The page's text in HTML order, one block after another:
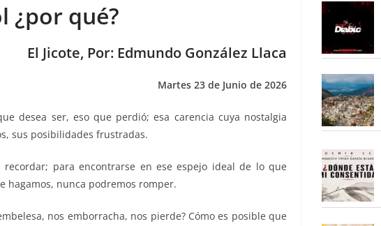
¿por qué?
El Jicote, Por: Edmundo González Llaca
Martes 23 de Junio de 2026
desea ser, eso que perdió; esa carencia cuya nostalgia
sus posibilidades frustradas.
para encontrarse en ese espejo ideal de lo que
hagamos, nunca podremos romper.
nos emborracha, nos pierde? Cómo es posible que